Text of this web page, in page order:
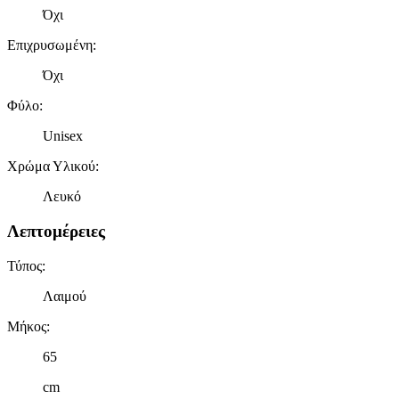
Όχι
Επιχρυσωμένη:
Όχι
Φύλο:
Unisex
Χρώμα Υλικού:
Λευκό
Λεπτομέρειες
Τύπος:
Λαιμού
Μήκος:
65
cm